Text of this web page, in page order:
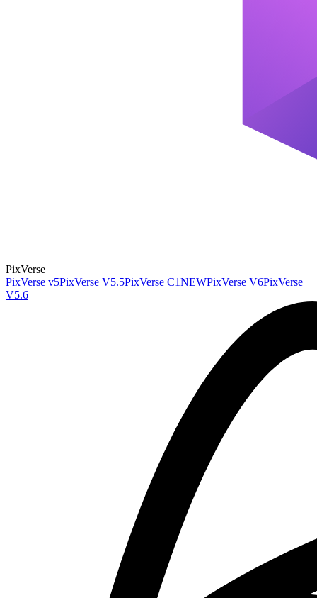
PixVerse
PixVerse v5PixVerse V5.5PixVerse C1NEWPixVerse V6PixVerse
V5.6